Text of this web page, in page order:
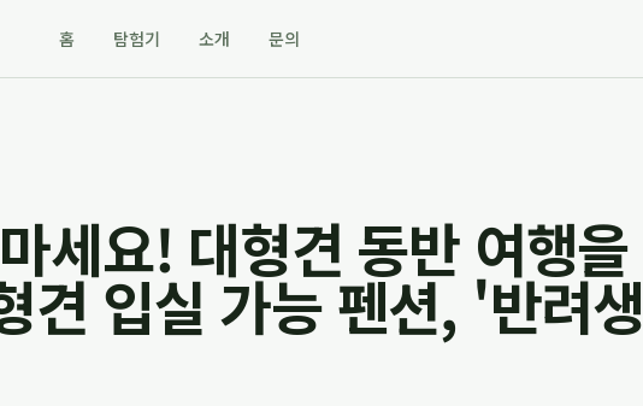
홈 탐험기 소개 문의
세요! 대형견 동반 여행을
견 입실 가능 펜션, '반려생